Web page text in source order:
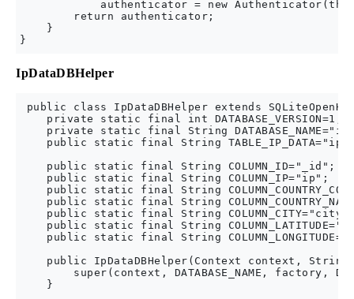
authenticator = new
        return authenticator;
    }
IpDataDBHelper
public class IpDataDBHelper extends
    private static final int DATABASE_VERSION=1;
private static final String
public static final String
    public static final String COLUMN_ID="_id";
    public static final String COLUMN_IP="ip";
public static final String
public static final String
public static final String
public static final String
public static final String
public IpDataDBHelper(Context context,
super(context, DATABASE_NAME, factory,
    }